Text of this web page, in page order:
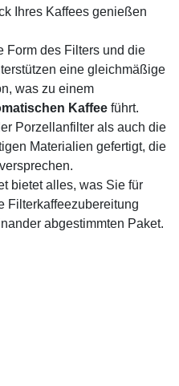
Ihres Kaffees genießen
Form des Filters und die
eine gleichmäßige
was zu einem
Kaffee führt.
Porzellanfilter als auch die
Materialien gefertigt, die
bietet alles, was Sie für
Filterkaffeezubereitung
abgestimmten Paket.